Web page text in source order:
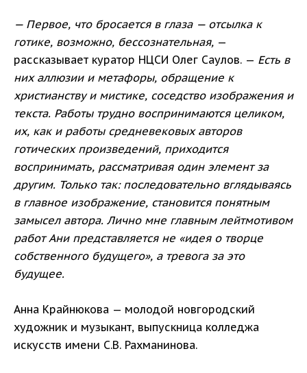
— Первое, что бросается в глаза — отсылка к
готике, возможно, бессознательная, —
рассказывает куратор НЦСИ Олег Саулов. — Есть в
них аллюзии и метафоры, обращение к
христианству и мистике, соседство изображения и
текста. Работы трудно воспринимаются целиком,
их, как и работы средневековых авторов
готических произведений, приходится
воспринимать, рассматривая один элемент за
другим. Только так: последовательно вглядываясь
в главное изображение, становится понятным
замысел автора. Лично мне главным лейтмотивом
работ Ани представляется не «идея о творце
собственного будущего», а тревога за это
будущее.
Анна Крайнюкова — молодой новгородский
художник и музыкант, выпускница колледжа
искусств имени С.В. Рахманинова.